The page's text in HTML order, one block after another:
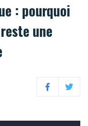
: pourquoi
une
FacebookTwitter